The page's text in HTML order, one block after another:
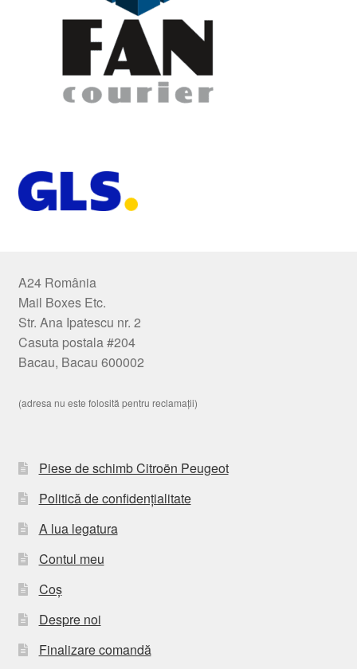
A24 România
Mail Boxes Etc.
Str. Ana Ipatescu nr. 2
Casuta postala #204
Bacau, Bacau 600002
(adresa nu este folosită pentru reclamații)
Piese de schimb Citroën Peugeot
Politică de confidențialitate
A lua legatura
Contul meu
Coș
Despre noi
Finalizare comandă